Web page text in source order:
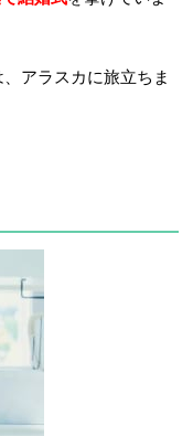
アラスカに旅立ちま